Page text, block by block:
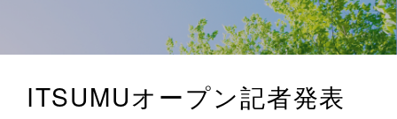
ITSUMUオープン記者発表